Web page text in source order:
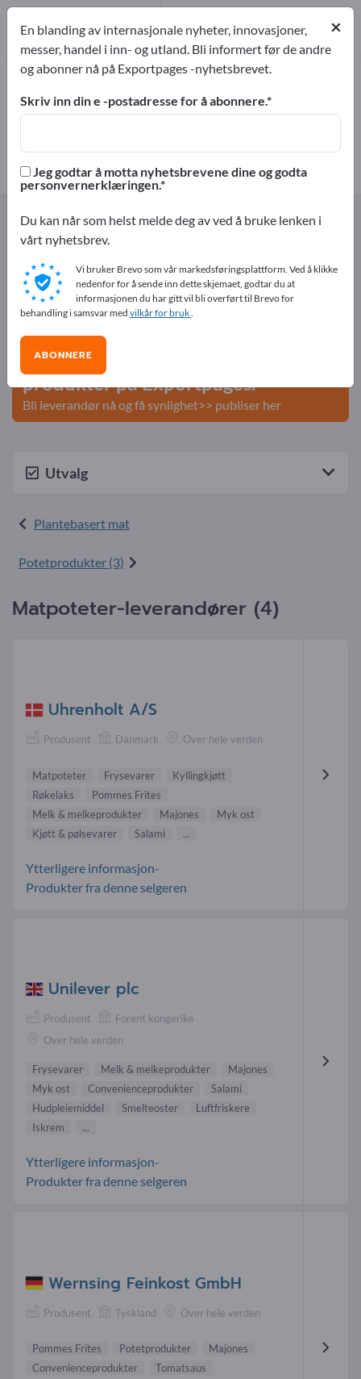
Matpoteter – finn produsenter og
leverandører
4
4
Exportpages
Næringsmidler og drikkevarer
Plantebasert mat
Matpoteter
Annonser gratis på Exportpages!
Behov – Tilbud – Brukte varer – Forretningskontakter >>
start her
Publiser din bedrift og dine
produkter på Exportpages.
Bli leverandør nå og få synlighet>> publiser her
Utvalg
Plantebasert mat
Potetprodukter (3)
Matpoteter-leverandører (4)
Uhrenholt A/S
Produsent Danmark Over hele verden
Matpoteter Frysevarer
Kyllingkjøtt
Røkelaks
Pommes Frites
Melk & melkeprodukter
Majones
Myk ost
Kjøtt & pølsevarer
Salami ...
Ytterligere informasjon-
Produkter fra denne selgeren
Unilever plc
Produsent
Forent kongerike
Over hele verden
Frysevarer Melk & melkeprodukter
Majones
Myk ost
Convenienceprodukter
Salami
Hudpleiemiddel
Smelteoster
Luftfriskere
Iskrem
...
Ytterligere informasjon-
Produkter fra denne selgeren
Wernsing Feinkost GmbH
Produsent Tyskland Over hele verden
Pommes Frites Potetprodukter
Majones
Convenienceprodukter
Tomatsaus
×
En blanding av internasjonale nyheter, innovasjoner,
messer, handel i inn- og utland. Bli informert før de andre
og abonner nå på Exportpages -nyhetsbrevet.
Skriv inn din e -postadresse for å abonnere.
Jeg godtar å motta nyhetsbrevene dine og godta
personvernerklæringen.
Du kan når som helst melde deg av ved å bruke lenken i
vårt nyhetsbrev.
Vi bruker Brevo som vår markedsføringsplattform. Ved å klikke
nedenfor for å sende inn dette skjemaet, godtar du at
informasjonen du har gitt vil bli overført til Brevo for
behandling i samsvar med vilkår for bruk.
ABONNERE